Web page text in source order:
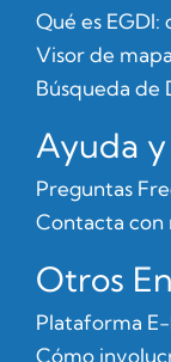
Qué es
Visor de
Búsqueda de
Ayuda
Preguntas
Contacta con
Otros
Plataforma
Cómo